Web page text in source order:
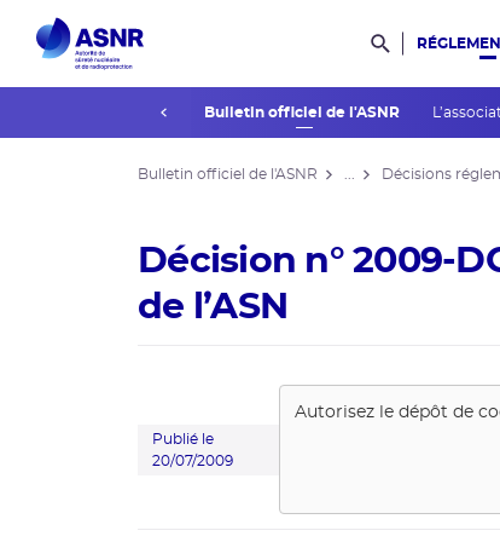
Rechercher
La réglementation Bulletin officiel de l'ASNR
Bulletin officiel de l'ASNR Décisions
Décision n° 2009-
de l’ASN
Publié le
20/07/2009
Autorisez le dépôt de